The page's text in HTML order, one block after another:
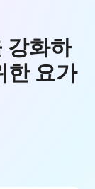
강화하
한 요가